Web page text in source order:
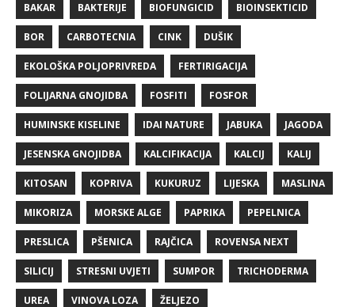
BAKAR BAKTERIJE BIOFUNGICID BIOINSEKTICID
BOR CARBOTECNIA CINK DUŠIK
EKOLOŠKA POLJOPRIVREDA FERTIRIGACIJA
FOLIJARNA GNOJIDBA FOSFITI FOSFOR
HUMINSKE KISELINE IDAI NATURE JABUKA JAGODA
JESENSKA GNOJIDBA KALCIFIKACIJA KALCIJ KALIJ
KITOSAN KOPRIVA KUKURUZ LIJESKA MASLINA
MIKORIZA MORSKE ALGE PAPRIKA PEPELNICA
PRESLICA PŠENICA RAJČICA ROVENSA NEXT
SILICIJ STRESNI UVJETI SUMPOR TRICHODERMA
UREA VINOVA LOZA ŽELJEZO